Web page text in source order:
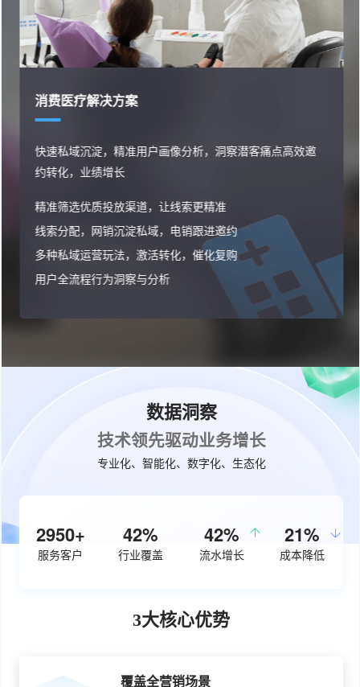
财税行业解决方案
客户资源精细化管理运营，降低获客成本，提升转化
财税客户资源高效分配和管理，提升销售转化效率
覆盖引流、咨询、客户线索全周期一站式管理，效率
全业务流程数据闭环，高效优化业务
数据洞察
技术领先驱动业务增长
专业化、智能化、数字化、生态化
3810+
服务客户
55%
行业覆盖
50%
流水增长
27%
成本降低
3大核心优势
覆盖全营销场景